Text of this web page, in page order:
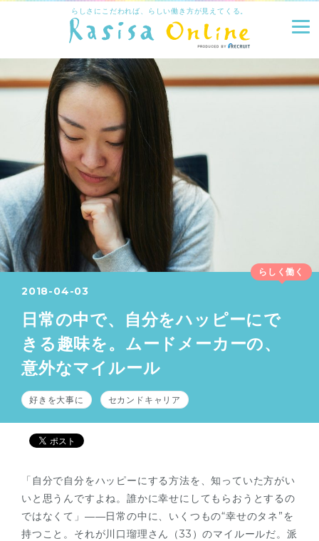
らしさにこだわれば、らしい働き方が見えてくる。
2018-04-03
日常の中で、自分をハッピーにで
きる趣味を。ムードメーカーの、
意外なマイルール
らしく働く
好きを大事に セカンドキャリア
「自分で自分をハッピーにする方法を、知っていた方がい
いと思うんですよね。誰かに幸せにしてもらおうとするの
ではなくて」――日常の中に、いくつもの“幸せのタネ”を
持つこと。それが川口瑠理さん（33）のマイルールだ。派